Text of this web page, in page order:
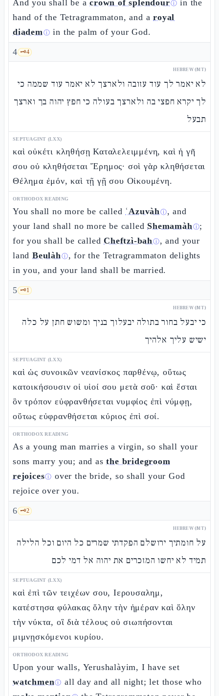
And you shall be acrown of splendourⓘ in the
hand of the Tetragrammaton, and aroyal
diademⓘ in the palm of your God.
4 🗝️4
HEBREW (MT)
לא יאמר לך עוד עזובה ולארצך לא יאמר עוד שממה כי
לך יקרא חפצי בה ולארצך בעולה כי חפץ יהוה בך וארצך
תבעל
SEPTUAGINT (LXX)
καὶ οὐκέτι κληθήσῃ Καταλελειμμένη, καὶ ἡ γῆ
σου οὐ κληθήσεται Ἔρημος· σοὶ γὰρ κληθήσεται
Θέλημα ἐμόν, καὶ τῇ γῇ σου Οἰκουμένη.
ORTHODOX READING
You shall no more be called ʿAzuvàhⓘ, and
your land shall no more be called Shemamàhⓘ;
for you shall be called Cheftzì-bahⓘ, and your
land Beulàhⓘ, for the Tetragrammaton delights
in you, and your land shall be married.
5 🗝️1
HEBREW (MT)
כי יבעל בחור בתולה יבעלוך בניך ומשוש חתן על כלה
ישיש עליך אלהיך
SEPTUAGINT (LXX)
καὶ ὡς συνοικῶν νεανίσκος παρθένῳ, οὕτως
κατοικήσουσιν οἱ υἱοί σου μετὰ σοῦ· καὶ ἔσται
ὃν τρόπον εὐφρανθήσεται νυμφίος ἐπὶ νύμφῃ,
οὕτως εὐφρανθήσεται κύριος ἐπὶ σοί.
ORTHODOX READING
As a young man marries a virgin, so shall your
sons marry you; and asthe bridegroom
rejoicesⓘ over the bride, so shall your God
rejoice over you.
6 🗝️2
HEBREW (MT)
על חומתיך ירושלם הפקדתי שמרים כל היום וכל הלילה
תמיד לא יחשו המזכרים את יהוה אל דמי לכם
SEPTUAGINT (LXX)
καὶ ἐπὶ τῶν τειχέων σου, Ιερουσαλημ,
κατέστησα φύλακας ὅλην τὴν ἡμέραν καὶ ὅλην
τὴν νύκτα, οἳ διὰ τέλους οὐ σιωπήσονται
μιμνῃσκόμενοι κυρίου.
ORTHODOX READING
Upon your walls, Yerushalàyim, I have set
watchmenⓘ all day and all night; let those who